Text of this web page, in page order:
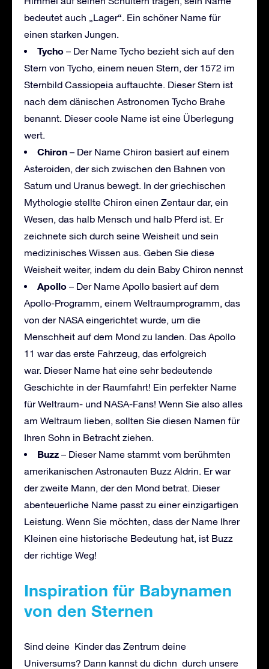
bedeutet auch „Lager“. Ein schöner Name für
einen starken Jungen.
Tycho – Der Name Tycho bezieht sich auf den
Stern von Tycho, einem neuen Stern, der 1572 im
Sternbild Cassiopeia auftauchte. Dieser Stern ist
nach dem dänischen Astronomen Tycho Brahe
benannt. Dieser coole Name ist eine Überlegung
wert.
Chiron – Der Name Chiron basiert auf einem
Asteroiden, der sich zwischen den Bahnen von
Saturn und Uranus bewegt. In der griechischen
Mythologie stellte Chiron einen Zentaur dar, ein
Wesen, das halb Mensch und halb Pferd ist. Er
zeichnete sich durch seine Weisheit und sein
medizinisches Wissen aus. Geben Sie diese
Weisheit weiter, indem du dein Baby Chiron nennst
Apollo – Der Name Apollo basiert auf dem
Apollo-Programm, einem Weltraumprogramm, das
von der NASA eingerichtet wurde, um die
Menschheit auf dem Mond zu landen. Das Apollo
11 war das erste Fahrzeug, das erfolgreich
war. Dieser Name hat eine sehr bedeutende
Geschichte in der Raumfahrt! Ein perfekter Name
für Weltraum- und NASA-Fans! Wenn Sie also alles
am Weltraum lieben, sollten Sie diesen Namen für
Ihren Sohn in Betracht ziehen.
Buzz – Dieser Name stammt vom berühmten
amerikanischen Astronauten Buzz Aldrin. Er war
der zweite Mann, der den Mond betrat. Dieser
abenteuerliche Name passt zu einer einzigartigen
Leistung. Wenn Sie möchten, dass der Name Ihrer
Kleinen eine historische Bedeutung hat, ist Buzz
der richtige Weg!
Inspiration für Babynamen
von den Sternen
Sind deine Kinder das Zentrum deine
Universums? Dann kannst du dichn durch unsere